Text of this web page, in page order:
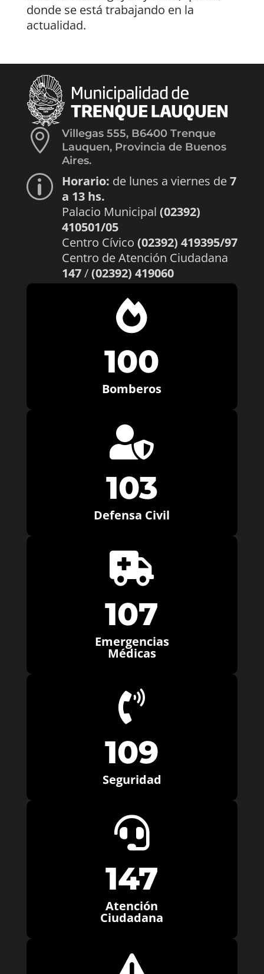
donde se está trabajando en la
actualidad.

Villegas 555, B6400 Trenque
Lauquen, Provincia de Buenos
Aires.
p Horario: de lunes a viernes de7
a 13 hs.
Palacio Municipal (02392)
410501/05
Centro Cívico (02392) 419395/97
Centro de Atención Ciudadana
147/(02392) 419060

100
Bomberos

103
Defensa Civil

107
Emergencias
Médicas

109
Seguridad

147
Atención
Ciudadana